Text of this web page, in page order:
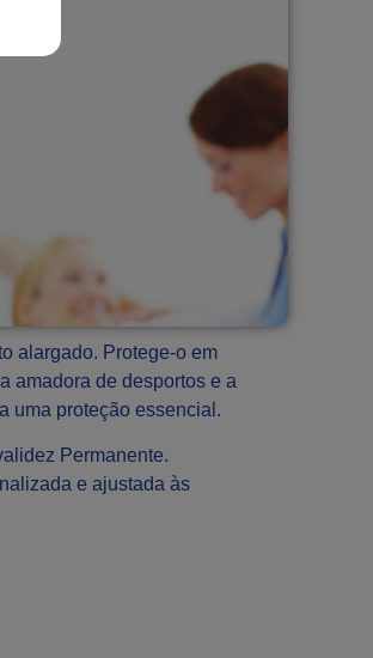
alargado. Protege-o em
amadora de desportos e a
uma proteção essencial.
Permanente.
e ajustada às